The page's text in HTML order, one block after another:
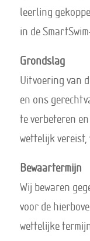
leerling
in de
Grondslag
Uitvoering van
en ons
te verbeteren
wettelijk vereist,
Bewaartermijn
Wij bewaren
voor de
wettelijke